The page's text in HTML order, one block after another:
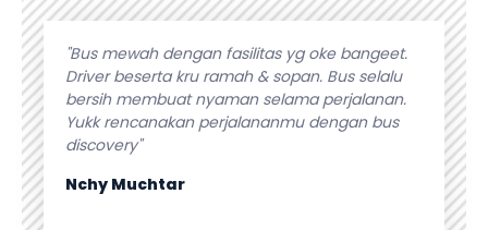
selalu
bus
"Pool enak, bersih .. Unit bus terawat pakai
banget... Jadi buat jalan ga bikin hati dan
jadwal yang di susun berantakan... Bener
menikmati perjalanan.. Tinggal datang dan
pilih unitnya saja 😍😍"
Delta Masindo
Isti